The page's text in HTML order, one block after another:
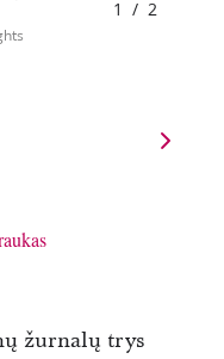
1 / 2
žurnalų trys